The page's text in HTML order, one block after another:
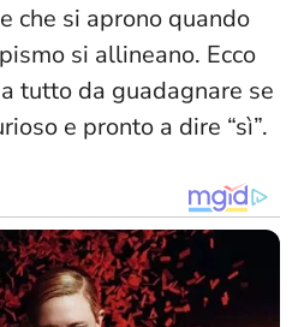
che si aprono quando
si allineano. Ecco
tutto da guadagnare se
e pronto a dire “sì”.